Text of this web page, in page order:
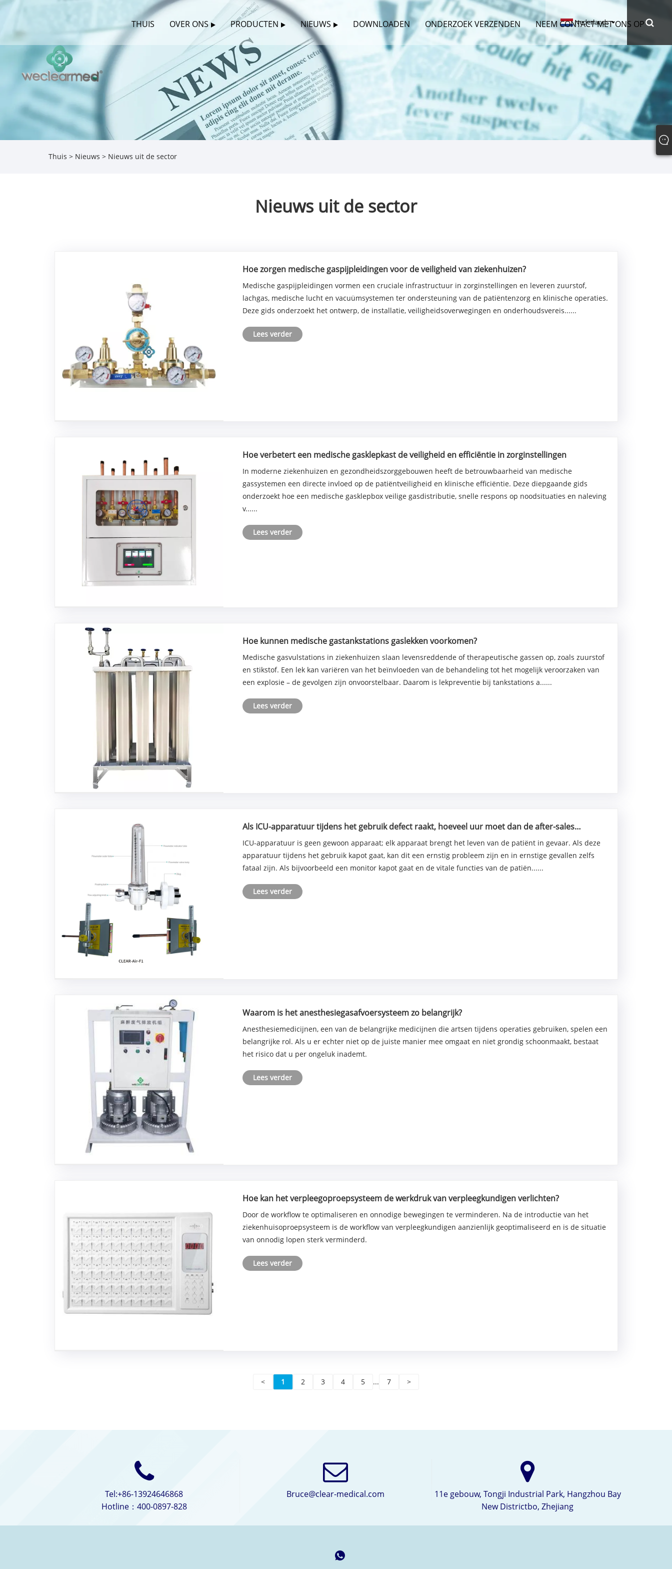
THUIS OVER ONS PRODUCTEN NIEUWS DOWNLOADEN ONDERZOEK VERZENDEN NEEM CONTACT MET ONS OP
Nederlands
Thuis > Nieuws > Nieuws uit de sector
Nieuws uit de sector
Hoe zorgen medische gaspijpleidingen voor de veiligheid van ziekenhuizen?
Medische gaspijpleidingen vormen een cruciale infrastructuur in zorginstellingen en leveren zuurstof,
lachgas, medische lucht en vacuümsystemen ter ondersteuning van de patiëntenzorg en klinische operaties.
Deze gids onderzoekt het ontwerp, de installatie, veiligheidsoverwegingen en onderhoudsvereis......
Lees verder
Hoe verbetert een medische gasklepkast de veiligheid en efficiëntie in zorginstellingen
In moderne ziekenhuizen en gezondheidszorggebouwen heeft de betrouwbaarheid van medische
gassystemen een directe invloed op de patiëntveiligheid en klinische efficiëntie. Deze diepgaande gids
onderzoekt hoe een medische gasklepbox veilige gasdistributie, snelle respons op noodsituaties en naleving
v......
Lees verder
Hoe kunnen medische gastankstations gaslekken voorkomen?
Medische gasvulstations in ziekenhuizen slaan levensreddende of therapeutische gassen op, zoals zuurstof
en stikstof. Een lek kan variëren van het beïnvloeden van de behandeling tot het mogelijk veroorzaken van
een explosie – de gevolgen zijn onvoorstelbaar. Daarom is lekpreventie bij tankstations a......
Lees verder
Als ICU-apparatuur tijdens het gebruik defect raakt, hoeveel uur moet dan de after-sales
verminderen?
ICU-apparatuur is geen gewoon apparaat; elk apparaat brengt het leven van de patiënt in gevaar. Als deze
apparatuur tijdens het gebruik kapot gaat, kan dit een ernstig probleem zijn en in ernstige gevallen zelfs
fataal zijn. Als bijvoorbeeld een monitor kapot gaat en de vitale functies van de patiën......
Lees verder
Waarom is het anesthesiegasafvoersysteem zo belangrijk?
Anesthesiemedicijnen, een van de belangrijke medicijnen die artsen tijdens operaties gebruiken, spelen een
belangrijke rol. Als u er echter niet op de juiste manier mee omgaat en niet grondig schoonmaakt, bestaat
het risico dat u per ongeluk inademt.
Lees verder
Hoe kan het verpleegoproepsysteem de werkdruk van verpleegkundigen verlichten?
Door de workflow te optimaliseren en onnodige bewegingen te verminderen. Na de introductie van het
ziekenhuisoproepsysteem is de workflow van verpleegkundigen aanzienlijk geoptimaliseerd en is de situatie
van onnodig lopen sterk verminderd.
Lees verder
< 1 2 3 4 5 ... 7 >
Tel:+86-13924646868
Hotline：400-0897-828
Bruce@clear-medical.com
11e gebouw, Tongji Industrial Park, Hangzhou Bay
New Districtbo, Zhejiang